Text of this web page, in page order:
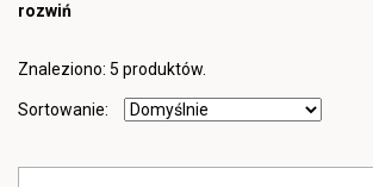
rozwiń
Znaleziono: 5 produktów.
Sortowanie: